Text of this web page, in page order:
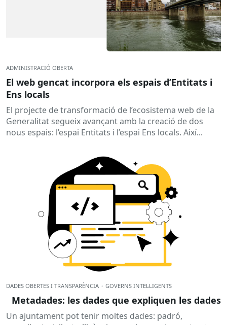
ADMINISTRACIÓ OBERTA
El web gencat incorpora els espais d’Entitats i
Ens locals
El projecte de transformació de l’ecosistema web de la
Generalitat segueix avançant amb la creació de dos
nous espais: l’espai Entitats i l’espai Ens locals. Així...
DADES OBERTES I TRANSPARÈNCIA · GOVERNS INTEL·LIGENTS
Metadades: les dades que expliquen les dades
Un ajuntament pot tenir moltes dades: padró,